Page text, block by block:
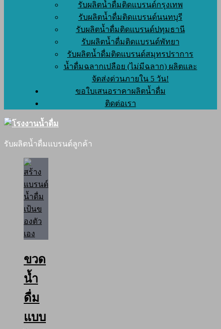
รับผลิตน้ำดื่มติดแบรนด์กรุงเทพ
รับผลิตน้ำดื่มติดแบรนด์นนทบุรี
รับผลิตน้ำดื่มติดแบรนด์ปทุมธานี
รับผลิตน้ำดื่มติดแบรนด์พัทยา
รับผลิตน้ำดื่มติดแบรนด์สมุทรปราการ
น้ำดื่มฉลากเปลือย (ไม่มีฉลาก) ผลิตและ
จัดส่งด่วนภายใน 5 วัน!
ขอใบเสนอราคาผลิตน้ำดื่ม
ติดต่อเรา
รับผลิตน้ำดื่มแบรนด์ลูกค้า
ขวด
น้ำ
ดื่ม
แบบ